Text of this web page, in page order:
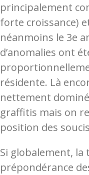
principalement
forte croissance)
néanmoins le 3e
d’anomalies ont
résidente. Là
nettement
graffitis mais on
position des
Si globalement,
prépondérance